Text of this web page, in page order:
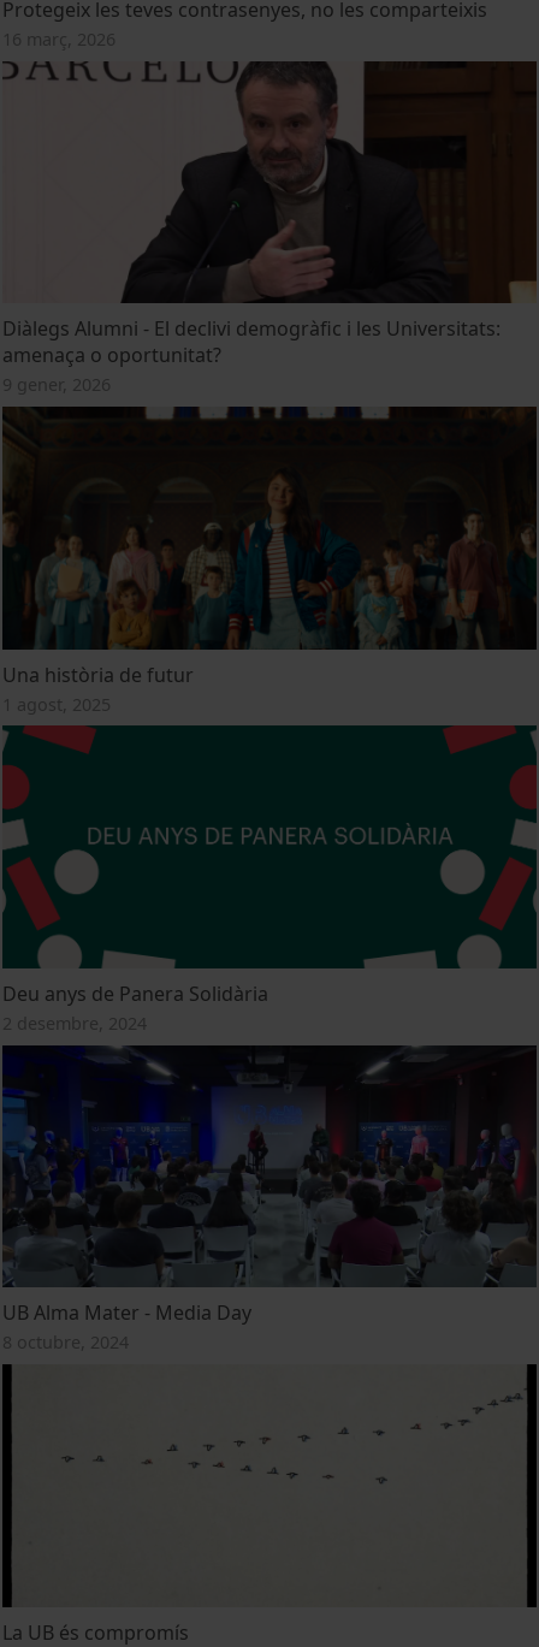
Protegeix les teves contrasenyes, no les comparteixis
16 març, 2026
Diàlegs Alumni - El declivi demogràfic i les Universitats:
amenaça o oportunitat?
9 gener, 2026
Una història de futur
1 agost, 2025
Deu anys de Panera Solidària
2 desembre, 2024
UB Alma Mater - Media Day
8 octubre, 2024
La UB és compromís